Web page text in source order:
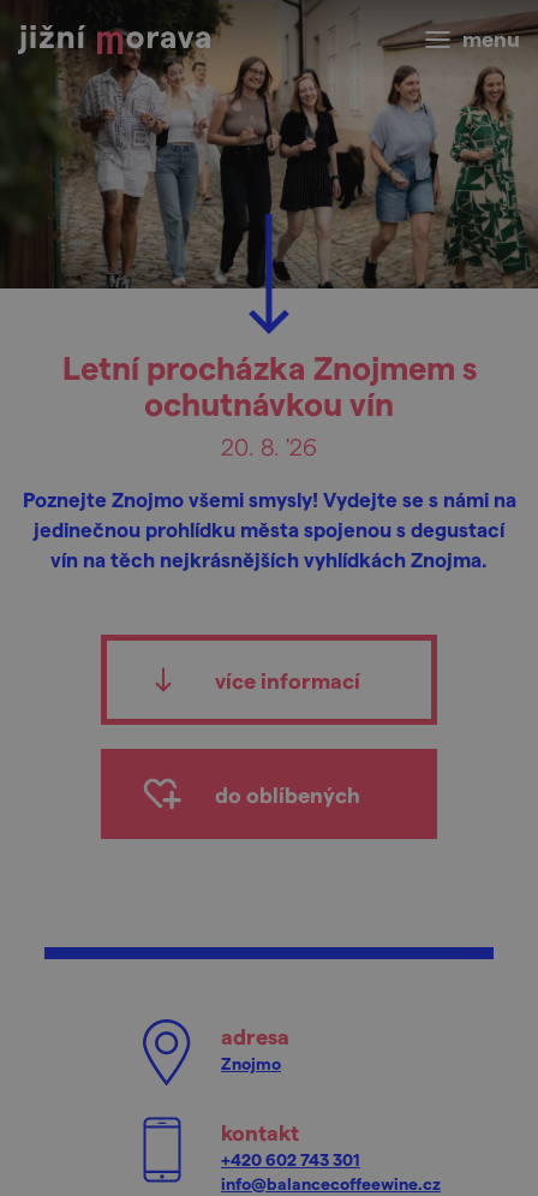
menu
Letní procházka Znojmem s
ochutnávkou vín
20. 8. '26
Poznejte Znojmo všemi smysly! Vydejte se s námi na
jedinečnou prohlídku města spojenou s degustací
vín na těch nejkrásnějších vyhlídkách Znojma.
více informací
do oblíbených
adresa
Znojmo
kontakt
+420 602 743 301
info@balancecoffeewine.cz